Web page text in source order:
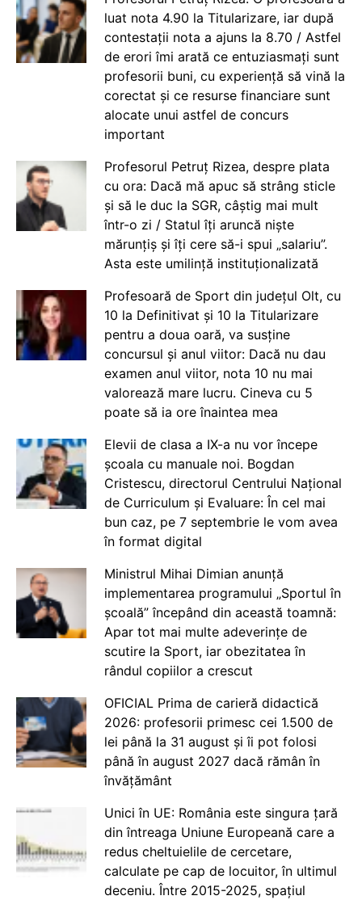
luat nota 4.90 la Titularizare, iar după
contestații nota a ajuns la 8.70 / Astfel
de erori îmi arată ce entuziasmați sunt
profesorii buni, cu experiență să vină la
corectat și ce resurse financiare sunt
alocate unui astfel de concurs
important
Profesorul Petruț Rizea, despre plata
cu ora: Dacă mă apuc să strâng sticle
și să le duc la SGR, câștig mai mult
într-o zi / Statul îți aruncă niște
mărunțiș și îți cere să-i spui „salariu”.
Asta este umilință instituționalizată
Profesoară de Sport din județul Olt, cu
10 la Definitivat și 10 la Titularizare
pentru a doua oară, va susține
concursul și anul viitor: Dacă nu dau
examen anul viitor, nota 10 nu mai
valorează mare lucru. Cineva cu 5
poate să ia ore înaintea mea
Elevii de clasa a IX-a nu vor începe
școala cu manuale noi. Bogdan
Cristescu, directorul Centrului Național
de Curriculum și Evaluare: În cel mai
bun caz, pe 7 septembrie le vom avea
în format digital
Ministrul Mihai Dimian anunță
implementarea programului „Sportul în
școală” începând din această toamnă:
Apar tot mai multe adeverințe de
scutire la Sport, iar obezitatea în
rândul copiilor a crescut
OFICIAL Prima de carieră didactică
2026: profesorii primesc cei 1.500 de
lei până la 31 august și îi pot folosi
până în august 2027 dacă rămân în
învățământ
Unici în UE: România este singura țară
din întreaga Uniune Europeană care a
redus cheltuielile de cercetare,
calculate pe cap de locuitor, în ultimul
deceniu. Între 2015-2025, spațiul